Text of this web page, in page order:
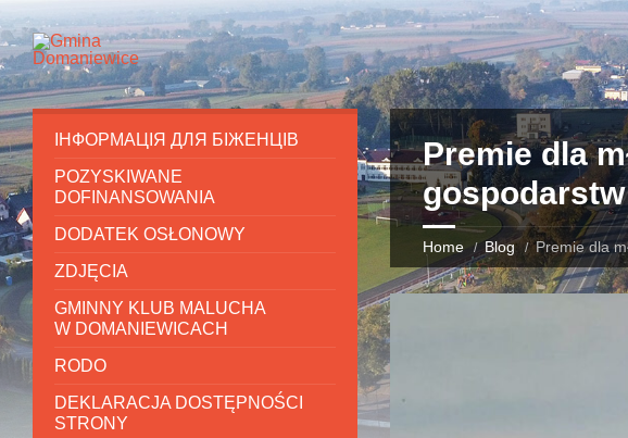
Premie dla
Home Blog Premie dla
ІНФОРМАЦІЯ ДЛЯ БІЖЕНЦІВ
POZYSKIWANE
DOFINANSOWANIA
DODATEK OSŁONOWY
ZDJĘCIA
GMINNY KLUB MALUCHA
W DOMANIEWICACH
RODO
DEKLARACJA DOSTĘPNOŚCI
STRONY